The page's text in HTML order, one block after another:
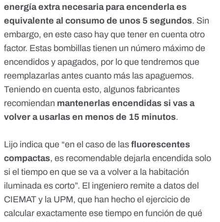
energía extra necesaria para encenderla es
equivalente al consumo de unos 5 segundos. Sin
embargo, en este caso hay que tener en cuenta otro
factor. Estas bombillas tienen un número máximo de
encendidos y apagados, por lo que tendremos que
reemplazarlas antes cuanto más las apaguemos.
Teniendo en cuenta esto, algunos fabricantes
recomiendan mantenerlas encendidas si vas a
volver a usarlas en menos de 15 minutos.
Lijo indica que “en el caso de las fluorescentes
compactas, es recomendable dejarla encendida solo
si el tiempo en que se va a volver a la habitación
iluminada es corto”. El ingeniero remite a datos del
CIEMAT y la UPM, que han hecho el ejercicio de
calcular exactamente ese tiempo en función de qué